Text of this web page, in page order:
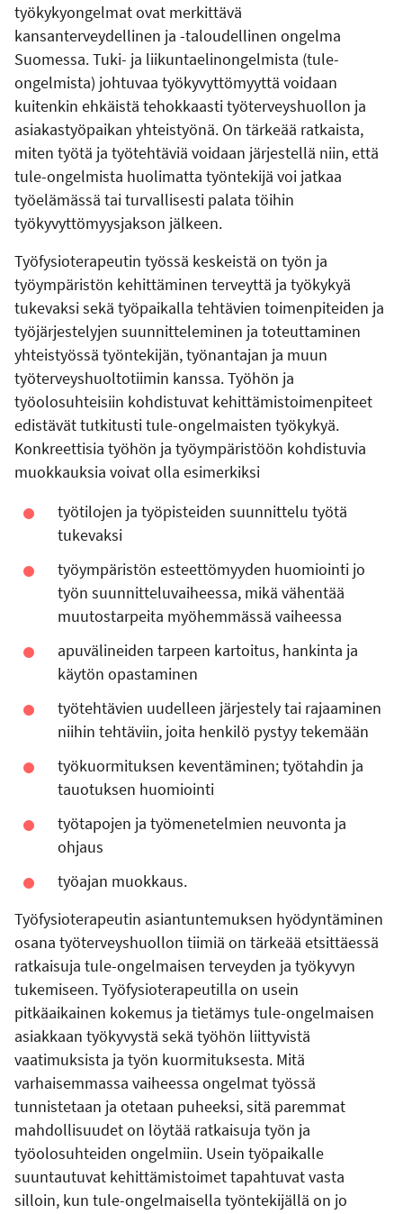
työkykyongelmat ovat merkittävä
kansanterveydellinen ja -taloudellinen ongelma
Suomessa. Tuki- ja liikuntaelinongelmista (tule-
ongelmista) johtuvaa työkyvyttömyyttä voidaan
kuitenkin ehkäistä tehokkaasti työterveyshuollon ja
asiakastyöpaikan yhteistyönä. On tärkeää ratkaista,
miten työtä ja työtehtäviä voidaan järjestellä niin, että
tule-ongelmista huolimatta työntekijä voi jatkaa
työelämässä tai turvallisesti palata töihin
työkyvyttömyysjakson jälkeen.
Työfysioterapeutin työssä keskeistä on työn ja
työympäristön kehittäminen terveyttä ja työkykyä
tukevaksi sekä työpaikalla tehtävien toimenpiteiden ja
työjärjestelyjen suunnitteleminen ja toteuttaminen
yhteistyössä työntekijän, työnantajan ja muun
työterveyshuoltotiimin kanssa. Työhön ja
työolosuhteisiin kohdistuvat kehittämistoimenpiteet
edistävät tutkitusti tule-ongelmaisten työkykyä.
Konkreettisia työhön ja työympäristöön kohdistuvia
muokkauksia voivat olla esimerkiksi
työtilojen ja työpisteiden suunnittelu työtä
tukevaksi
työympäristön esteettömyyden huomiointi jo
työn suunnitteluvaiheessa, mikä vähentää
muutostarpeita myöhemmässä vaiheessa
apuvälineiden tarpeen kartoitus, hankinta ja
käytön opastaminen
työtehtävien uudelleen järjestely tai rajaaminen
niihin tehtäviin, joita henkilö pystyy tekemään
työkuormituksen keventäminen; työtahdin ja
tauotuksen huomiointi
työtapojen ja työmenetelmien neuvonta ja
ohjaus
työajan muokkaus.
Työfysioterapeutin asiantuntemuksen hyödyntäminen
osana työterveyshuollon tiimiä on tärkeää etsittäessä
ratkaisuja tule-ongelmaisen terveyden ja työkyvyn
tukemiseen. Työfysioterapeutilla on usein
pitkäaikainen kokemus ja tietämys tule-ongelmaisen
asiakkaan työkyvystä sekä työhön liittyvistä
vaatimuksista ja työn kuormituksesta. Mitä
varhaisemmassa vaiheessa ongelmat työssä
tunnistetaan ja otetaan puheeksi, sitä paremmat
mahdollisuudet on löytää ratkaisuja työn ja
työolosuhteiden ongelmiin. Usein työpaikalle
suuntautuvat kehittämistoimet tapahtuvat vasta
silloin, kun tule-ongelmaisella työntekijällä on jo